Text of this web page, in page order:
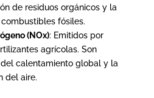
de residuos orgánicos y la
fósiles.
(NOx): Emitidos por
agrícolas. Son
calentamiento global y la
del aire.